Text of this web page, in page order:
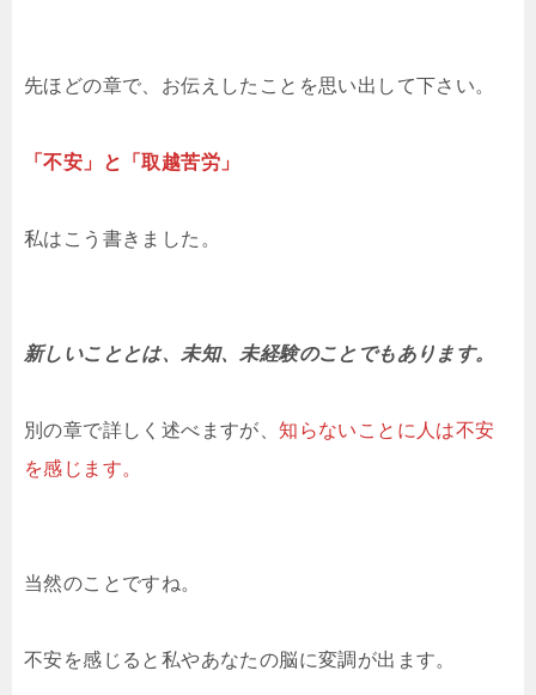
先ほどの章で、お伝えしたことを思い出して下さい。
「不安」と「取越苦労」
私はこう書きました。
新しいこととは、未知、未経験のことでもあります。
別の章で詳しく述べますが、知らないことに人は不安
を感じます。
当然のことですね。
不安を感じると私やあなたの脳に変調が出ます。